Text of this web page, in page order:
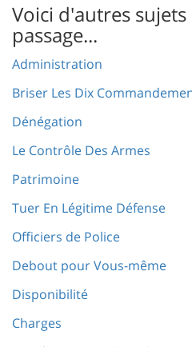
Voici d'autres sujets
passage...
Administration
Briser Les Dix
Dénégation
Le Contrôle Des Armes
Patrimoine
Tuer En Légitime Défense
Officiers de Police
Debout pour Vous-même
Disponibilité
Charges